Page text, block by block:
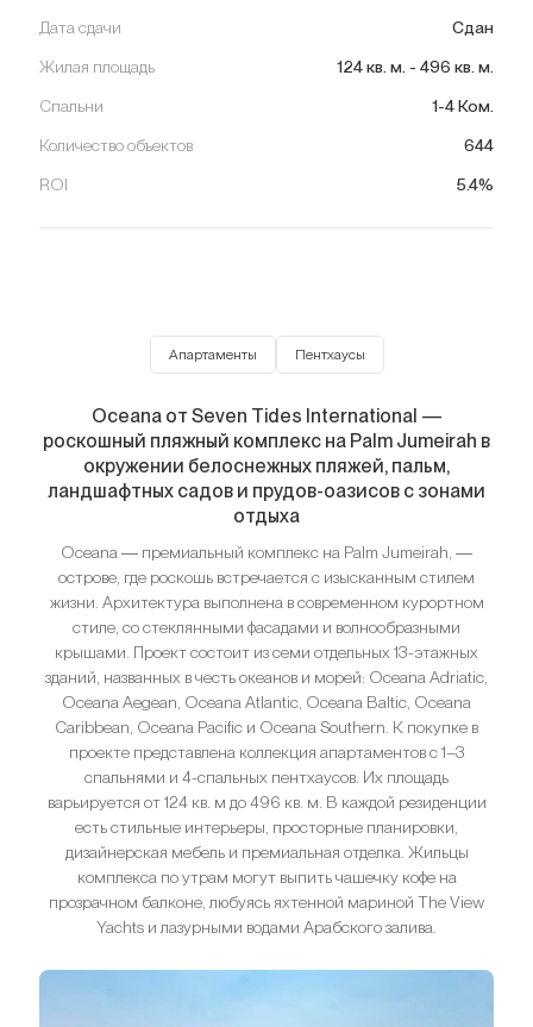
Дата сдачи Сдан
Жилая площадь 124кв. м. - 496 кв. м.
Спальни 1-4 Ком.
Количество объектов 644
ROI 5.4%
Апартаменты Пентхаусы
Oceana от Seven Tides International —
роскошный пляжный комплекс на Palm Jumeirah в
окружении белоснежных пляжей, пальм,
ландшафтных садов и прудов-оазисов с зонами
отдыха
Oceana ― премиальный комплекс на Palm Jumeirah, ―
острове, где роскошь встречается с изысканным стилем
жизни. Архитектура выполнена в современном курортном
стиле, со стеклянными фасадами и волнообразными
крышами. Проект состоит из семи отдельных 13-этажных
зданий, названных в честь океанов и морей: Oceana Adriatic,
Oceana Aegean, Oceana Atlantic, Oceana Baltic, Oceana
Caribbean, Oceana Pacific и Oceana Southern. К покупке в
проекте представлена коллекция апартаментов с 1–3
спальнями и 4-спальных пентхаусов. Их площадь
варьируется от 124 кв. м до 496 кв. м. В каждой резиденции
есть стильные интерьеры, просторные планировки,
дизайнерская мебель и премиальная отделка. Жильцы
комплекса по утрам могут выпить чашечку кофе на
прозрачном балконе, любуясь яхтенной мариной The View
Yachts и лазурными водами Арабского залива.